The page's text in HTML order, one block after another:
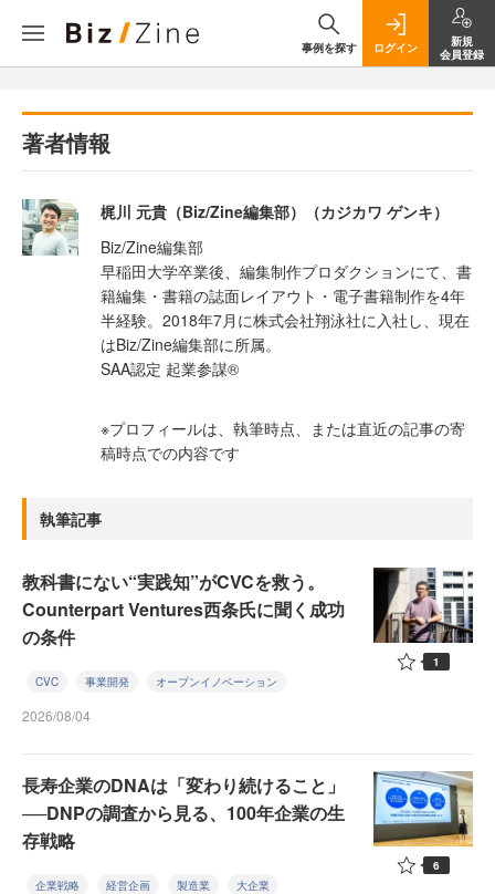
事例を探す ログイン
新規
会員登録
著者情報
梶川 元貴（Biz/Zine編集部）（カジカワ ゲンキ）
Biz/Zine編集部
早稲田大学卒業後、編集制作プロダクションにて、書
籍編集・書籍の誌面レイアウト・電子書籍制作を4年
半経験。2018年7月に株式会社翔泳社に入社し、現在
はBiz/Zine編集部に所属。
SAA認定 起業参謀®
※プロフィールは、執筆時点、または直近の記事の寄
稿時点での内容です
執筆記事
教科書にない“実践知”がCVCを救う。
Counterpart Ventures西条氏に聞く成功
の条件
CVC 事業開発 オープンイノベーション
2026/08/04
1
長寿企業のDNAは「変わり続けること」
──DNPの調査から見る、100年企業の生
存戦略
企業戦略 経営企画 製造業 大企業
6